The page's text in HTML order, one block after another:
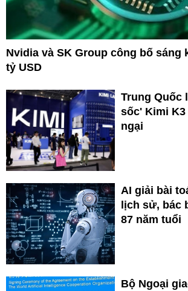
Nvidia và SK Group công bố sáng
tỷ USD
Trung Quốc
sốc' Kimi K3
ngại
AI giải bài
lịch sử, bác
87 năm tuổi
Bộ Ngoại